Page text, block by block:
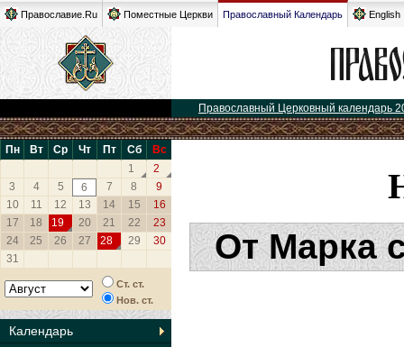
Православие.Ru Поместные Церкви Православный Календарь English
Православный Церковный календарь
Пн Вт Ср Чт Пт Сб
Вс
1
2
3
4 5 6 7 8
9
10
11 12 13 14 15
16
17
18 19 20 21 22
23
24
25 26 27 28 29
30
31
Ст. ст.
Нов. ст.
Календарь
От Марка